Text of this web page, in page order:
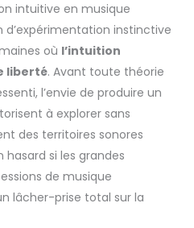
intuitive en musique
instinctive
où l’intuition
liberté. Avant toute théorie
l’envie de produire un
à explorer sans
des territoires sonores
hasard si les grandes
de musique
lâcher-prise total sur la